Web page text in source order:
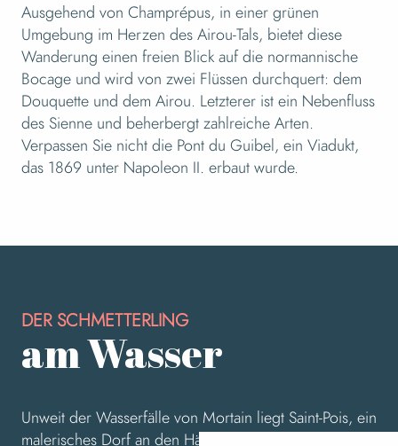
3 Die Chesfrene-Schleife
Ausgehend von Champrépus, in einer grünen
Umgebung im Herzen des Airou-Tals, bietet diese
Wanderung einen freien Blick auf die normannische
Bocage und wird von zwei Flüssen durchquert: dem
Douquette und dem Airou. Letzterer ist ein Nebenfluss
des Sienne und beherbergt zahlreiche Arten.
Verpassen Sie nicht die Pont du Guibel, ein Viadukt,
das 1869 unter Napoleon II. erbaut wurde.
DER SCHMETTERLING
am Wasser
Unweit der Wasserfälle von Mortain liegt Saint-Pois, ein
malerisches Dorf an den Hängen der Hügel. Im